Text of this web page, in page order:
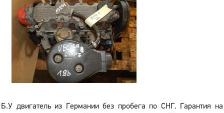
Б.У двигатель из Германии без пробега по СНГ. Гарантия на